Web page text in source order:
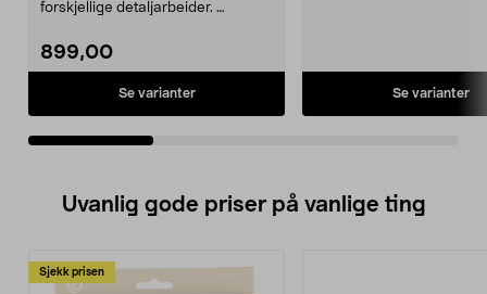
forskjellige detaljarbeider.
• Leveres med 55 tilbehør.
• SpeedClic-tilbehør, bøyelig aksel,
parallell-/sirkelsag, kappetilsats
899,00
Se varianter Se varianter
Uvanlig gode priser på vanlige ting
Sjekk prisen